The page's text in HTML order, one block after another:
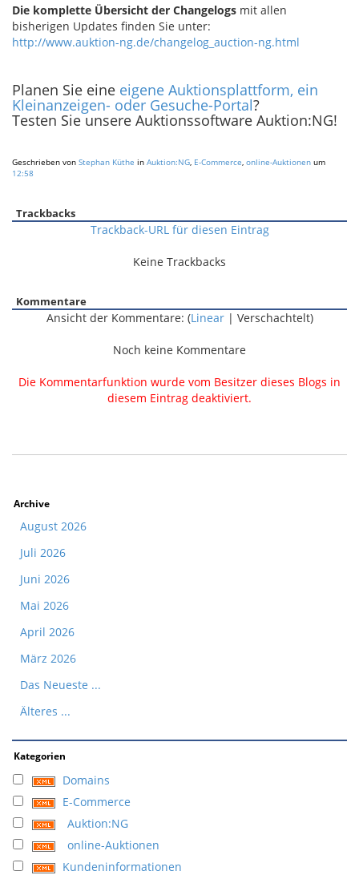
Die komplette Übersicht der Changelogs mit allen
bisherigen Updates finden Sie unter:
http://www.auktion-ng.de/changelog_auction-ng.html
Planen Sie eine eigene Auktionsplattform, ein
Kleinanzeigen- oder Gesuche-Portal?
Testen Sie unsere Auktionssoftware Auktion:NG!
Geschrieben von Stephan Küthe in Auktion:NG, E-Commerce, online-Auktionen um
12:58
Trackbacks
Trackback-URL für diesen Eintrag
Keine Trackbacks
Kommentare
Ansicht der Kommentare: (Linear| Verschachtelt)
Noch keine Kommentare
Die Kommentarfunktion wurde vom Besitzer dieses Blogs in
diesem Eintrag deaktiviert.
Archive
August 2026
Juli 2026
Juni 2026
Mai 2026
April 2026
März 2026
Das Neueste ...
Älteres ...
Kategorien
Domains
E-Commerce
Auktion:NG
online-Auktionen
Kundeninformationen